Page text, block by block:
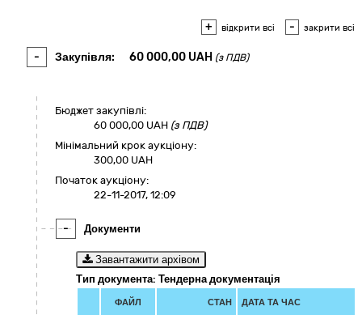
+ відкрити всі - закрити всі
- Закупівля: 60 000,00 UAH (з ПДВ)
Бюджет закупівлі:
60 000,00 UAH (з ПДВ)
Мінімальний крок аукціону:
300,00 UAH
Початок аукціону:
22-11-2017, 12:09
- Документи
Завантажити архівом
Тип документа: Тендерна документація
ФАЙЛ СТАН ДАТА ТА ЧАС